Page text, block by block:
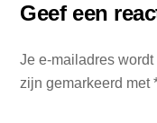
Geef een
Je e-mailadres
zijn gemarkeerd met